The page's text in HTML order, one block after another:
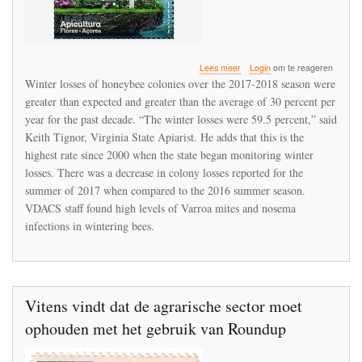
Lees meerover
Bee
in
Virginia
over
winter
nearly
60
percent
Loginom te reageren
Winter losses of honeybee colonies over the 2017-2018 season were
greater than expected and greater than the average of 30 percent per
year for the past decade. “The winter losses were 59.5 percent,” said
Keith Tignor, Virginia State Apiarist. He adds that this is the
highest rate since 2000 when the state began monitoring winter
losses. There was a decrease in colony losses reported for the
summer of 2017 when compared to the 2016 summer season.
VDACS staff found high levels of Varroa mites and nosema
infections in wintering bees.
Vitens vindt dat de agrarische sector moet
ophouden met het gebruik van Roundup